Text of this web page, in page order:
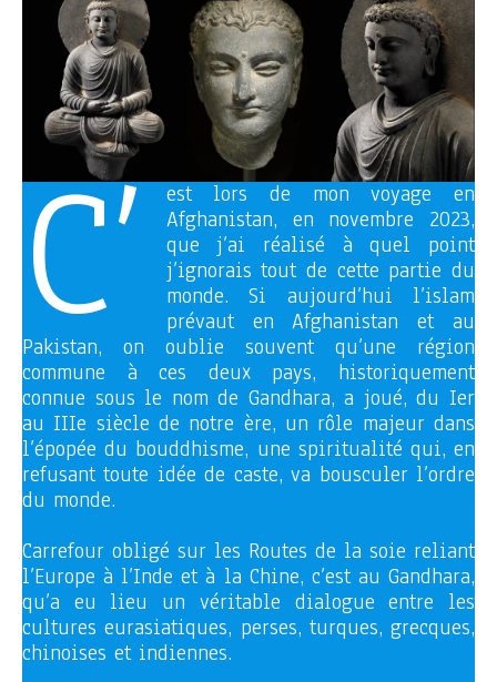
C’
est lors de mon voyage en
Afghanistan, en novembre 2023,
que j’ai réalisé à quel point
j’ignorais tout de cette partie du
monde. Si aujourd’hui l’islam
prévaut en Afghanistan et au
Pakistan, on oublie souvent qu’une région
commune à ces deux pays, historiquement
connue sous le nom de Gandhara, a joué, du Ier
au IIIe siècle de notre ère, un rôle majeur dans
l’épopée du bouddhisme, une spiritualité qui, en
refusant toute idée de caste, va bousculer l’ordre
du monde.
Carrefour obligé sur les Routes de la soie reliant
l’Europe à l’Inde et à la Chine, c’est au Gandhara,
qu’a eu lieu un véritable dialogue entre les
cultures eurasiatiques, perses, turques, grecques,
chinoises et indiennes.